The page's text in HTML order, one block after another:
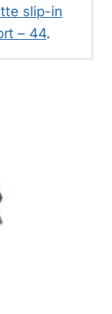
slip-in
– 44.